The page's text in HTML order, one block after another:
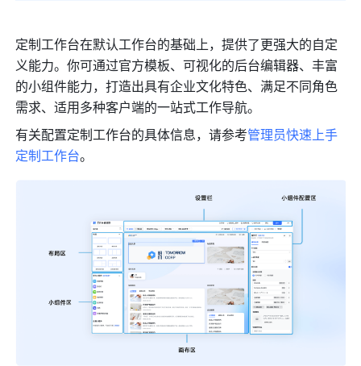
定制工作台在默认工作台的基础上，提供了更强大的自定
义能力。你可通过官方模板、可视化的后台编辑器、丰富
的小组件能力，打造出具有企业文化特色、满足不同角色
需求、适用多种客户端的一站式工作导航。
有关配置定制工作台的具体信息，请参考管理员快速上手
定制工作台。